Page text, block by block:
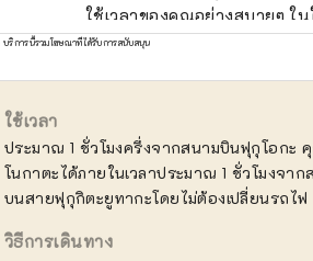
ใช้เวลาของคุณอย่างสบายๆ ใ
ของผู้คน อ่านหนังสือ ถ่ายรูป แ
บริการนี้รวมโฆษณาที่ได้รับการสนับสนุน
ใช้เวลา
ประมาณ 1 ชั่วโมงครึ่งจากสนามบินฟุกุโอกะ
โนกาตะได้ภายในเวลาประมาณ 1 ชั่วโมงจา
บนสายฟุกุกิตะยูทากะโดยไม่ต้องเปลี่ยนรถไฟ
วิธีการเดินทาง